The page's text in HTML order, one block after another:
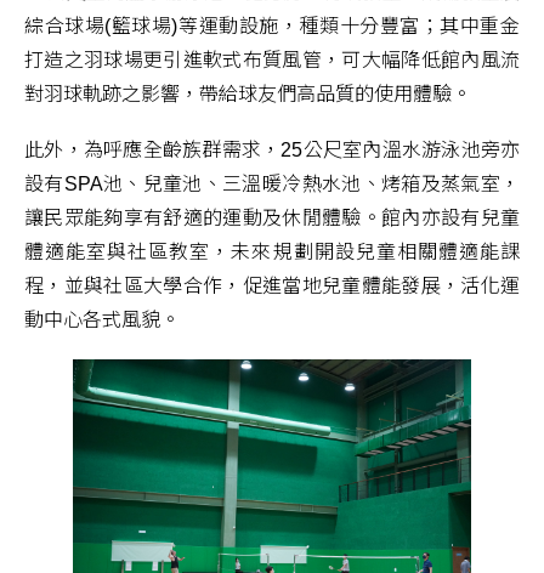
綜合球場(籃球場)等運動設施，種類十分豐富；其中重金
打造之羽球場更引進軟式布質風管，可大幅降低館內風流
對羽球軌跡之影響，帶給球友們高品質的使用體驗。
此外，為呼應全齡族群需求，25公尺室內溫水游泳池旁亦
設有SPA池、兒童池、三溫暖冷熱水池、烤箱及蒸氣室，
讓民眾能夠享有舒適的運動及休閒體驗。館內亦設有兒童
體適能室與社區教室，未來規劃開設兒童相關體適能課
程，並與社區大學合作，促進當地兒童體能發展，活化運
動中心各式風貌。